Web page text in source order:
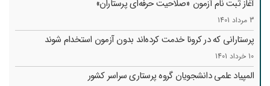
آغاز ثبت نام آزمون «صلاحیت حرفه‌ای پرستاران»
3 مرداد 1401
پرستارانی که در کرونا خدمت کرد‌ه‌اند بدون آزمون استخدام شوند
10 خرداد 1401
المپیاد علمی دانشجویان گروه پرستاری سراسر کشور